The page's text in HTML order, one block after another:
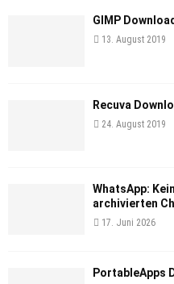
GIMP
13. August 2019
Recuva
24. August 2019
WhatsApp:
archivierten
17. Juni 2026
PortableApps